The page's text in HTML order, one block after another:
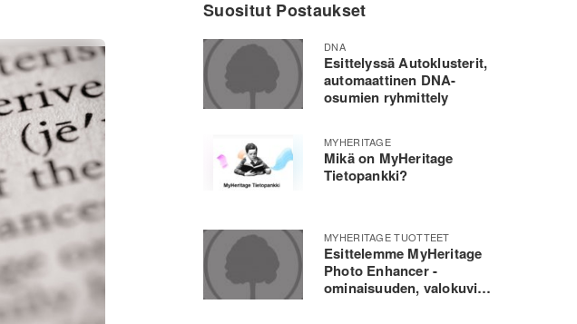
Suositut Postaukset
DNA
Esittelyssä Autoklusterit,
automaattinen DNA-
osumien ryhmittely
MYHERITAGE
Mikä on MyHeritage
Tietopankki?
MYHERITAGE TUOTTEET
Esittelemme MyHeritage
Photo Enhancer -
ominaisuuden, valokuvien